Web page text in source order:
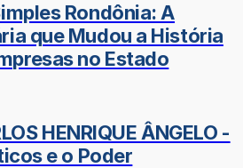
Rondônia: A
que Mudou a História
no Estado
HENRIQUE ÂNGELO -
e o Poder